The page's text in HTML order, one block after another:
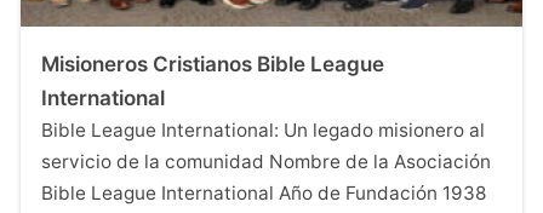
Misioneros Cristianos Bible League
International
Bible League International: Un legado misionero al
servicio de la comunidad Nombre de la Asociación
Bible League International Año de Fundación 1938